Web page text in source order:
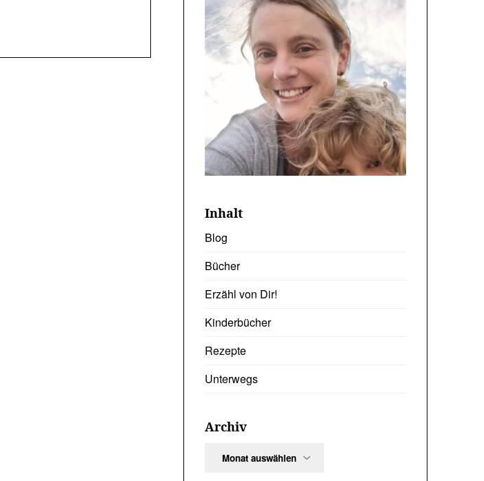
Inhalt
Blog
Bücher
Erzähl von Dir!
Kinderbücher
Rezepte
Unterwegs
Archiv